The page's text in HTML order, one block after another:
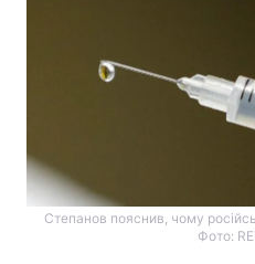
Степанов пояснив, чому
Фото: